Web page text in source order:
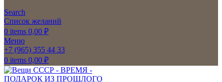
Search
Список желаний
0 items 0,00 ₽
Меню
+7 (965) 355 44 33
0 items 0,00 ₽